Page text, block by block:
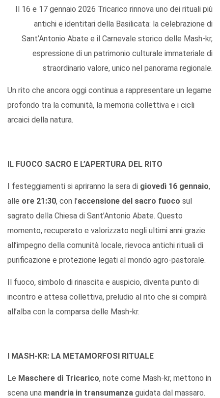
Il 16 e 17 gennaio 2026 Tricarico rinnova uno dei rituali più
antichi e identitari della Basilicata: la celebrazione di
Sant’Antonio Abate e il Carnevale storico delle Mash-kr,
espressione di un patrimonio culturale immateriale di
straordinario valore, unico nel panorama regionale.
Un rito che ancora oggi continua a rappresentare un legame
profondo tra la comunità, la memoria collettiva e i cicli
arcaici della natura.
IL FUOCO SACRO E L’APERTURA DEL RITO
I festeggiamenti si apriranno la sera di giovedì 16 gennaio,
alle ore 21:30, con l’accensione del sacro fuoco sul
sagrato della Chiesa di Sant’Antonio Abate. Questo
momento, recuperato e valorizzato negli ultimi anni grazie
all’impegno della comunità locale, rievoca antichi rituali di
purificazione e protezione legati al mondo agro-pastorale.
Il fuoco, simbolo di rinascita e auspicio, diventa punto di
incontro e attesa collettiva, preludio al rito che si compirà
all’alba con la comparsa delle Mash-kr.
I MASH-KR: LA METAMORFOSI RITUALE
Le Maschere di Tricarico, note come Mash-kr, mettono in
scena una mandria in transumanza guidata dal massaro.